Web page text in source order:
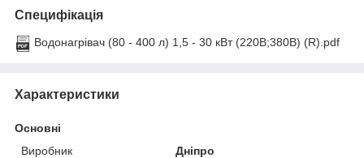
Специфікація
Водонагрівач (80 - 400 л) 1,5 - 30 кВт (220В;380В) (R).pdf
Характеристики
Основні
Виробник
Дніпро